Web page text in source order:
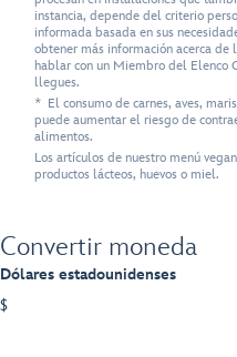
instancia, depende del criterio
informada basada en sus
obtener más información acerca
hablar con un Miembro del Elenco
llegues.
* El consumo de carnes, aves,
puede aumentar el riesgo de
alimentos.
Los artículos de nuestro menú
productos lácteos, huevos o miel.
Convertir moneda
Dólares estadounidenses
$